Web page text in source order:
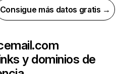
Consigue más datos gratis →
y dominios de